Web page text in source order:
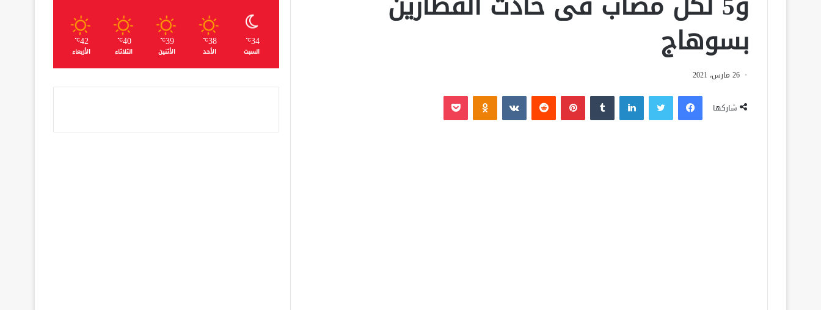
بسوهاج
26 مارس، 2021
شاركها
فيسبوك لينكدإن بينتيريست
34
℃
السبت
38
℃
الأحد
39
℃
الأثنين
40
℃
الثلاثاء
42
℃
الأربعاء